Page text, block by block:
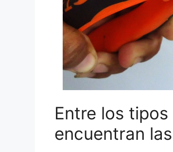
Entre los
encuentran